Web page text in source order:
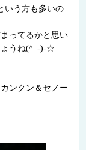
いう方も多いの
ってるかと思い
ょうね(^_-)-☆
ンクン＆セノー